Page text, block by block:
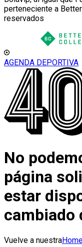
perteneciente a
reservados
AGENDA DEPORTIVA
No
página
estar
cambiado
Vuelve a nuestra